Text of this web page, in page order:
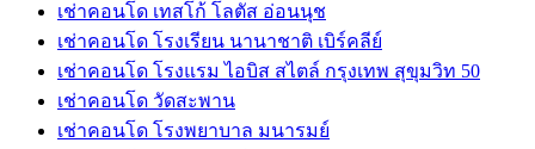
เช่าคอนโด เทสโก้ โลตัส อ่อนนุช
เช่าคอนโด โรงเรียน นานาชาติ เบิร์คลีย์
เช่าคอนโด โรงแรม ไอบิส สไตล์ กรุงเทพ สุขุมวิท 50
เช่าคอนโด วัดสะพาน
เช่าคอนโด โรงพยาบาล มนารมย์